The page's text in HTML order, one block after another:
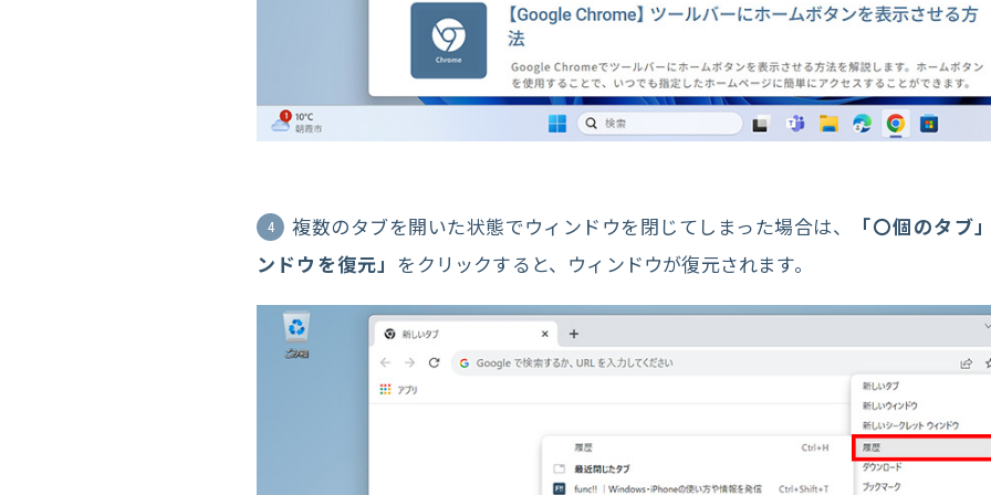
4 複数のタブを開いた状態でウィンドウを閉じてしまった場合は、
「〇個のタブ
ンドウを復元」 をクリックすると、ウィンドウが復元されます。